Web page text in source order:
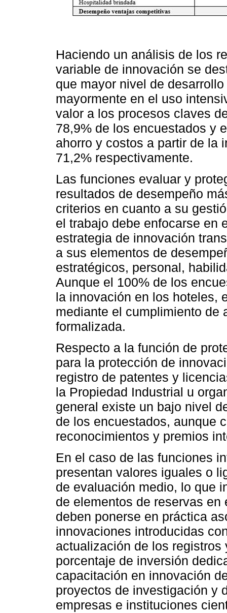
Haciendo un análisis de los
variable de innovación se
que mayor nivel de
mayormente en el uso
valor a los procesos claves
78,9% de los encuestados y
ahorro y costos a partir de la
71,2% respectivamente.
Las funciones evaluar y
resultados de desempeño
criterios en cuanto a su
el trabajo debe enfocarse en
estrategia de innovación
a sus elementos de
estratégicos, personal,
Aunque el 100% de los
la innovación en los hoteles,
mediante el cumplimiento de
formalizada.
Respecto a la función de
para la protección de
registro de patentes y
la Propiedad Industrial u
general existe un bajo nivel
de los encuestados, aunque
reconocimientos y premios
En el caso de las funciones
presentan valores iguales o
de evaluación medio, lo que
de elementos de reservas
deben ponerse en práctica
innovaciones introducidas
actualización de los
porcentaje de inversión
capacitación en innovación
proyectos de investigación y
empresas e instituciones